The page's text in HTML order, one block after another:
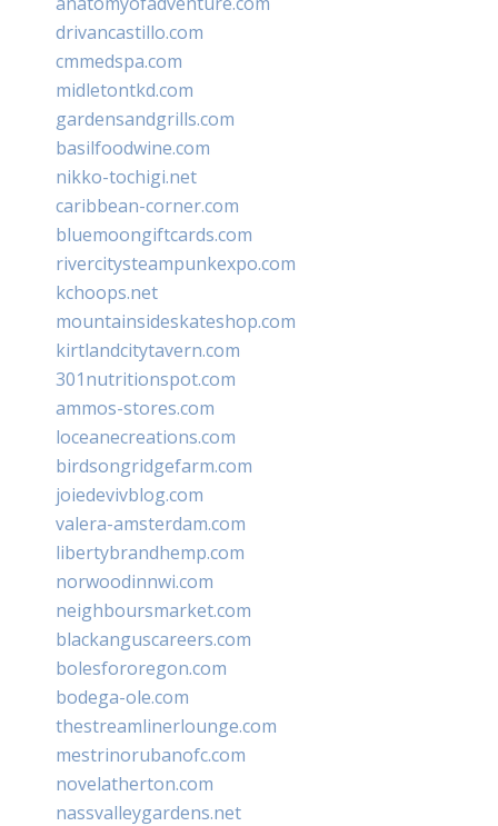
drivancastillo.com
cmmedspa.com
midletontkd.com
gardensandgrills.com
basilfoodwine.com
nikko-tochigi.net
caribbean-corner.com
bluemoongiftcards.com
rivercitysteampunkexpo.com
kchoops.net
mountainsideskateshop.com
kirtlandcitytavern.com
301nutritionspot.com
ammos-stores.com
loceanecreations.com
birdsongridgefarm.com
joiedevivblog.com
valera-amsterdam.com
libertybrandhemp.com
norwoodinnwi.com
neighboursmarket.com
blackanguscareers.com
bolesfororegon.com
bodega-ole.com
thestreamlinerlounge.com
mestrinorubanofc.com
novelatherton.com
nassvalleygardens.net